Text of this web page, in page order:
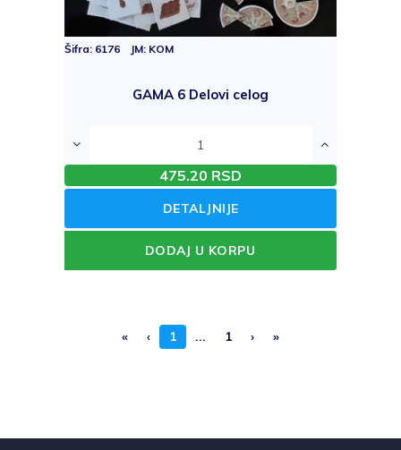
Šifra: 6176 JM: KOM
GAMA 6 Delovi celog
475.20 RSD
DETALJNIJE
DODAJ U KORPU
« ‹ 1 ... 1 › »